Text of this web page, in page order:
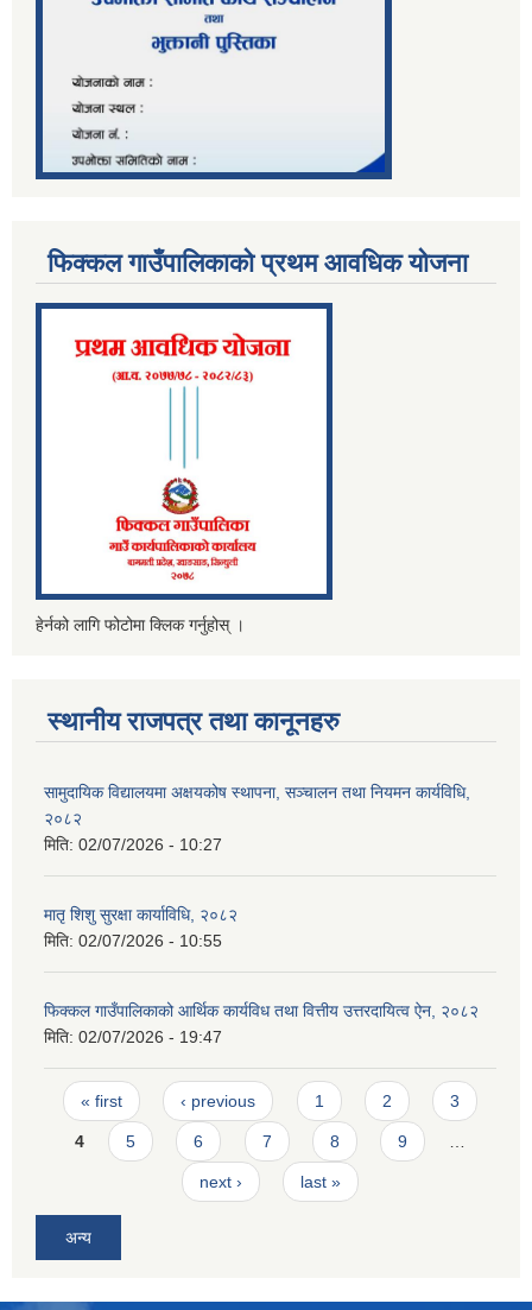
फिक्कल गाउँपालिकाको प्रथम आवधिक योजना
हेर्नको लागि फोटोमा क्लिक गर्नुहोस् ।
स्थानीय राजपत्र तथा कानूनहरु
सामुदायिक विद्यालयमा अक्षयकोष स्थापना, सञ्चालन तथा नियमन कार्यविधि,
२०८२
मिति: 02/07/2026 - 10:27
मातृ शिशु सुरक्षा कार्याविधि, २०८२
मिति: 02/07/2026 - 10:55
फिक्कल गाउँपालिकाको आर्थिक कार्यविध तथा वित्तीय उत्तरदायित्व ऐन, २०८२
मिति: 02/07/2026 - 19:47
Pages
« first ‹ previous 1 2 3
4 5 6 7 8 9 …
next › last »
अन्य